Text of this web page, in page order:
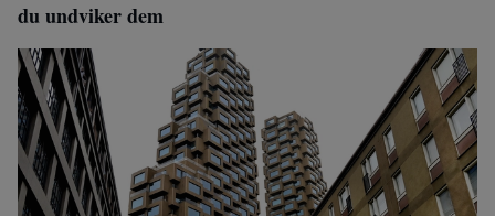
du undviker dem